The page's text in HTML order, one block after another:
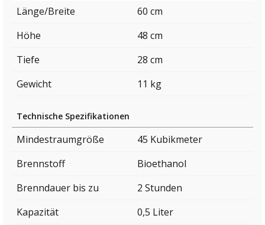
Länge/Breite
60 cm
Höhe
48 cm
Tiefe
28 cm
Gewicht
11 kg
Technische Spezifikationen
Mindestraumgröße
45 Kubikmeter
Brennstoff
Bioethanol
Brenndauer bis zu
2 Stunden
Kapazität
0,5 Liter